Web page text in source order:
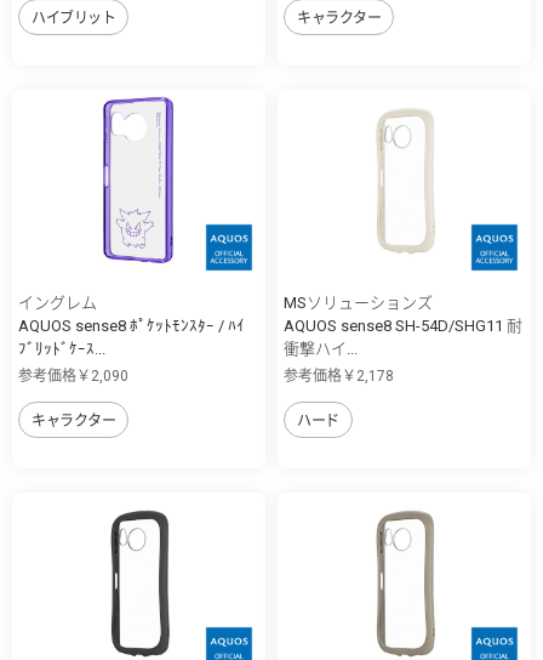
ハイブリット キャラクター
イングレム
AQUOS sense8 ﾎﾟｹｯﾄﾓﾝｽﾀｰ / ﾊｲ
ﾌﾞﾘｯﾄﾞｹｰｽ...
参考価格￥2,090
キャラクター
MSソリューションズ
AQUOS sense8 SH-54D/SHG11 耐
衝撃ハイ...
参考価格￥2,178
ハード